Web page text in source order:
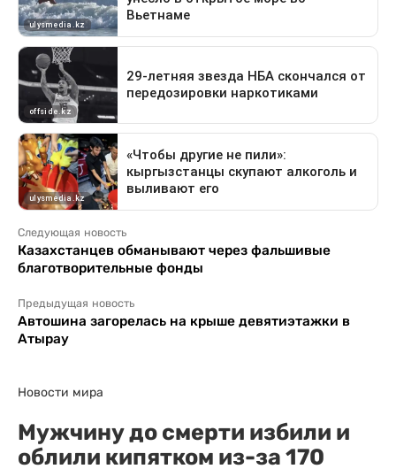
Следующая новость
Казахстанцев обманывают через фальшивые
благотворительные фонды
Предыдущая новость
Автошина загорелась на крыше девятиэтажки в
Атырау
Новости мира
Мужчину до смерти избили и
облили кипятком из-за 170